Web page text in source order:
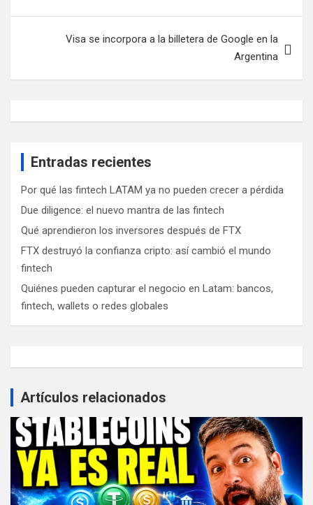
Visa se incorpora a la billetera de Google en la
Argentina
Entradas recientes
Por qué las fintech LATAM ya no pueden crecer a pérdida
Due diligence: el nuevo mantra de las fintech
Qué aprendieron los inversores después de FTX
FTX destruyó la confianza cripto: así cambió el mundo
fintech
Quiénes pueden capturar el negocio en Latam: bancos,
fintech, wallets o redes globales
Artículos relacionados